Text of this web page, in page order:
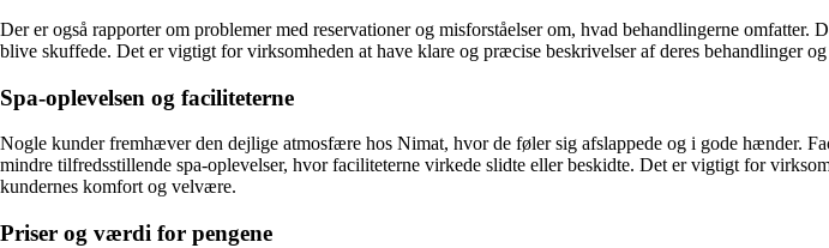
Der er også rapporter om problemer med reservationer og misforståelser om, hvad behandlingerne
blive skuffede. Det er vigtigt for virksomheden at have klare og præcise beskrivelser af deres behandlinger
Spa-oplevelsen og faciliteterne
Nogle kunder fremhæver den dejlige atmosfære hos Nimat, hvor de føler sig afslappede og i gode hænder.
mindre tilfredsstillende spa-oplevelser, hvor faciliteterne virkede slidte eller beskidte. Det er vigtigt for
kundernes komfort og velvære.
Priser og værdi for pengene